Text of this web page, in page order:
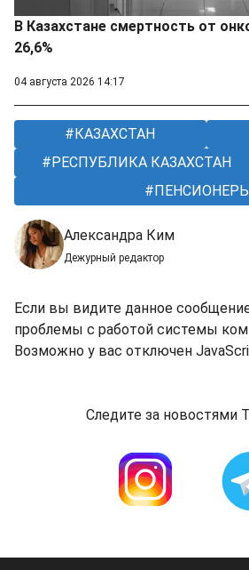
В Казахстане смертность от
26,6%
04 августа 2026 14:17
КАЗАХСТАН
РЕСПУБЛИКА КАЗАХСТАН
ПЕНСИОНЕРЫ
Александра Ким
Дежурный редактор
Если вы видите данное
проблемы с работой системы
Возможно у вас отключен
Следите за новостями